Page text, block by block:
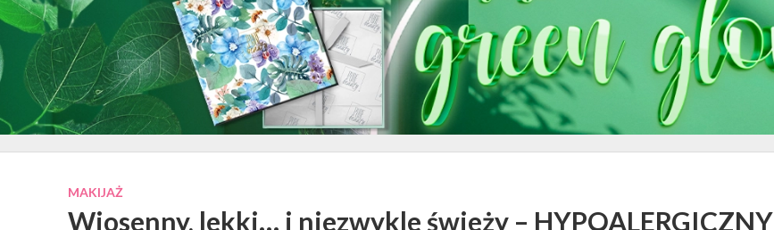
MAKIJAŻ
Wiosenny, lekki… i niezwykle świeży – HYPOALERGICZNY